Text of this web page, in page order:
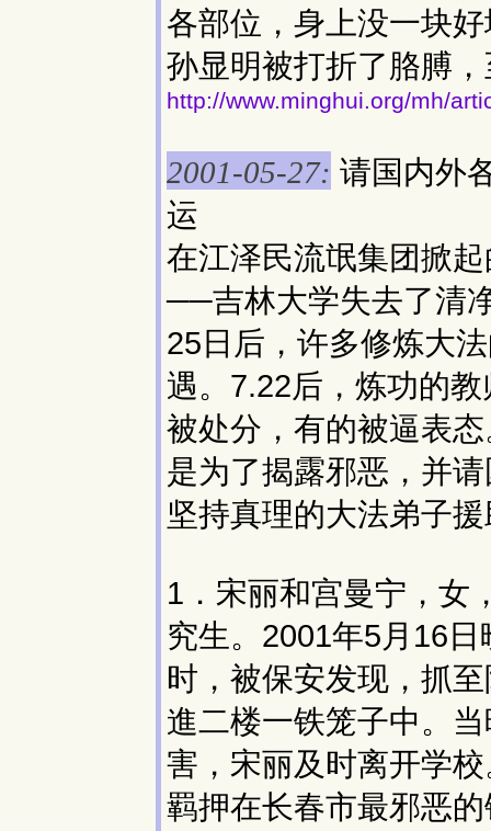
各部位，身上没一块
孙显明被打折了胳膊
http://www.minghui.org/mh/
2001-05-27: 请国内外
运
在江泽民流氓集团掀
──吉林大学失去了清
25日后，许多修炼大
遇。7.22后，炼功的
被处分，有的被逼表
是为了揭露邪恶，并
坚持真理的大法弟子
1．宋丽和宫曼宁，女
究生。2001年5月16
时，被保安发现，抓
進二楼一铁笼子中。
害，宋丽及时离开学
羁押在长春市最邪恶